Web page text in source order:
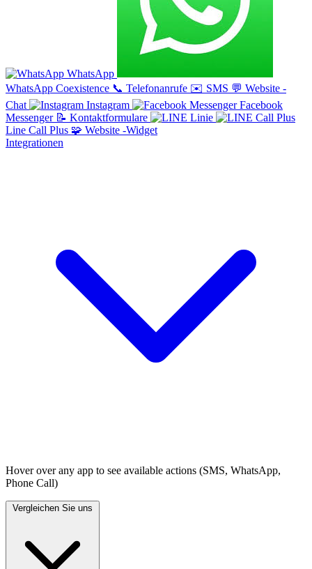
WhatsApp
WhatsApp Coexistence 📞 Telefonanrufe ✉️ SMS 💬 Website -
Chat
Instagram
Facebook
Messenger 📝 Kontaktformulare
Linie
Line Call Plus 🧩 Website -Widget
Integrationen
Hover over any app to see available actions (SMS, WhatsApp,
Phone Call)